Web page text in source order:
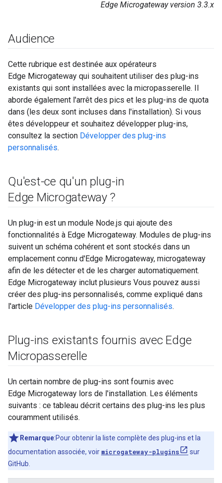
Edge Microgateway version 3.3.x
Audience
Cette rubrique est destinée aux opérateurs
Edge Microgateway qui souhaitent utiliser des plug-ins
existants qui sont installées avec la micropasserelle. Il
aborde également l'arrêt des pics et les plug-ins de quota
dans (les deux sont incluses dans l'installation). Si vous
êtes développeur et souhaitez développer plug-ins,
consultez la section Développer des plug-ins
personnalisés.
Qu'est-ce qu'un plug-in
Edge Microgateway ?
Un plug-in est un module Node.js qui ajoute des
fonctionnalités à Edge Microgateway. Modules de plug-ins
suivent un schéma cohérent et sont stockés dans un
emplacement connu d'Edge Microgateway, microgateway
afin de les détecter et de les charger automatiquement.
Edge Microgateway inclut plusieurs Vous pouvez aussi
créer des plug-ins personnalisés, comme expliqué dans
l'article Développer des plug-ins personnalisés.
Plug-ins existants fournis avec Edge
Micropasserelle
Un certain nombre de plug-ins sont fournis avec
Edge Microgateway lors de l'installation. Les éléments
suivants : ce tableau décrit certains des plug-ins les plus
couramment utilisés.
Remarque:Pour obtenir la liste complète des plug-ins et la
documentation associée, voir microgateway-plugins
sur
GitHub.